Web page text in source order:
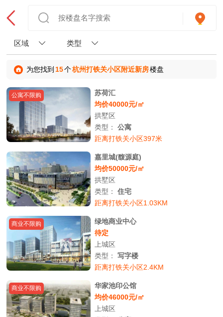
区域 类型
为您找到 15个杭州打铁关小区附近新房楼盘
公寓不限购
苏荷汇
均价40000元/㎡
拱墅区
类型：公寓
距离打铁关小区397米
嘉里城(馥源庭)
均价50000元/㎡
拱墅区
类型：住宅
距离打铁关小区1.03KM
商业不限购
绿地商业中心
待定
上城区
类型：写字楼
距离打铁关小区2.4KM
商业不限购
华家池印公馆
均价46000元/㎡
上城区